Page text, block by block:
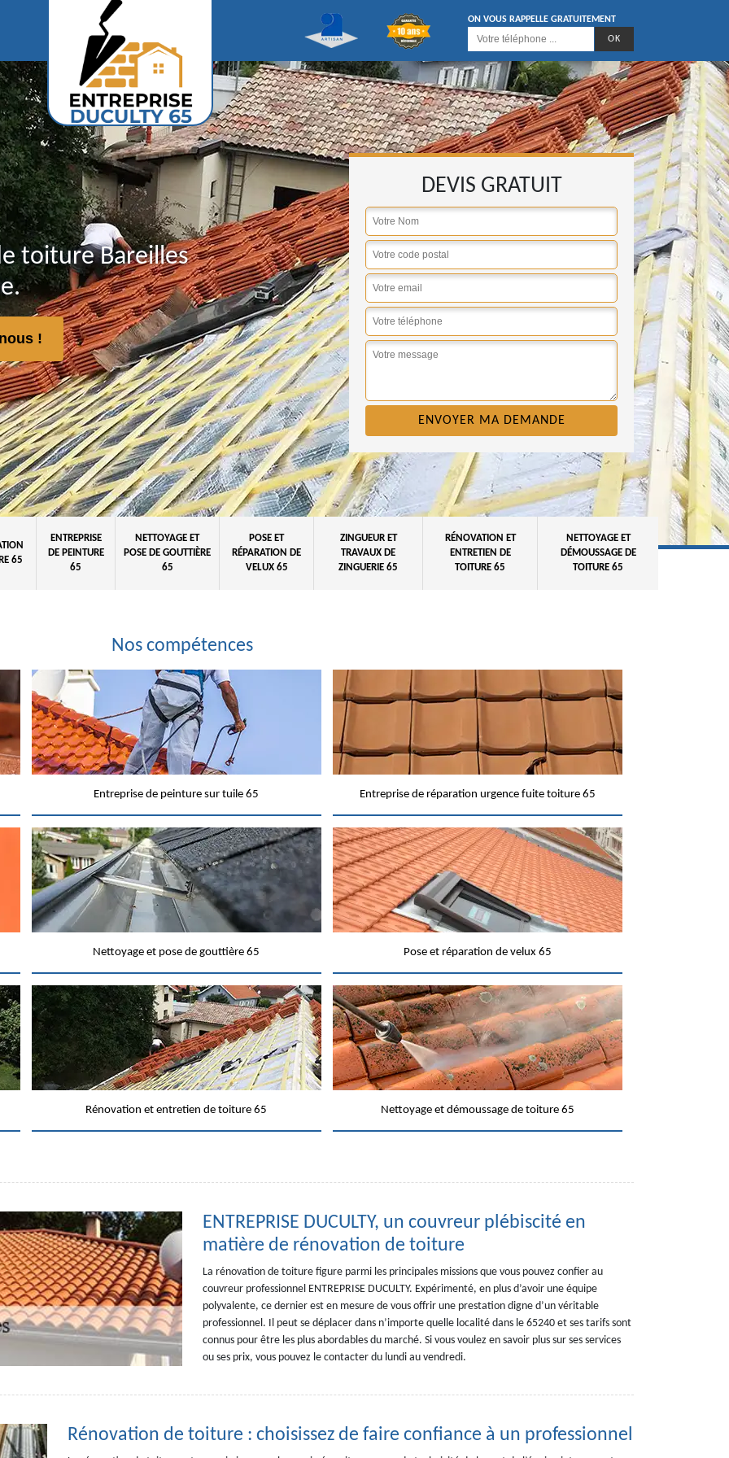
ON VOUS RAPPELLE GRATUITEMENT
toiture Bareilles
!
DEVIS GRATUIT
65
ENTREPRISE
DE PEINTURE
65
NETTOYAGE ET
POSE DE GOUTTIÈRE
65
POSE ET
RÉPARATION DE
VELUX 65
ZINGUEUR ET
TRAVAUX DE
ZINGUERIE 65
RÉNOVATION ET
ENTRETIEN DE
TOITURE 65
NETTOYAGE ET
DÉMOUSSAGE DE
TOITURE 65
Nos compétences
Entreprise de peinture sur tuile 65 Entreprise de réparation urgence fuite toiture 65
Nettoyage et pose de gouttière 65 Pose et réparation de velux 65
Rénovation et entretien de toiture 65 Nettoyage et démoussage de toiture 65
ENTREPRISE DUCULTY, un couvreur plébiscité en
matière de rénovation de toiture
La rénovation de toiture figure parmi les principales missions que vous pouvez confier au
couvreur professionnel ENTREPRISE DUCULTY. Expérimenté, en plus d’avoir une équipe
polyvalente, ce dernier est en mesure de vous offrir une prestation digne d’un véritable
professionnel. Il peut se déplacer dans n’importe quelle localité dans le 65240 et ses tarifs sont
connus pour être les plus abordables du marché. Si vous voulez en savoir plus sur ses services
ou ses prix, vous pouvez le contacter du lundi au vendredi.
Rénovation de toiture : choisissez de faire confiance à un professionnel